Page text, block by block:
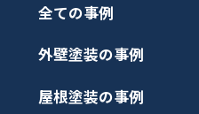
全ての事例
外壁塗装の事例
屋根塗装の事例